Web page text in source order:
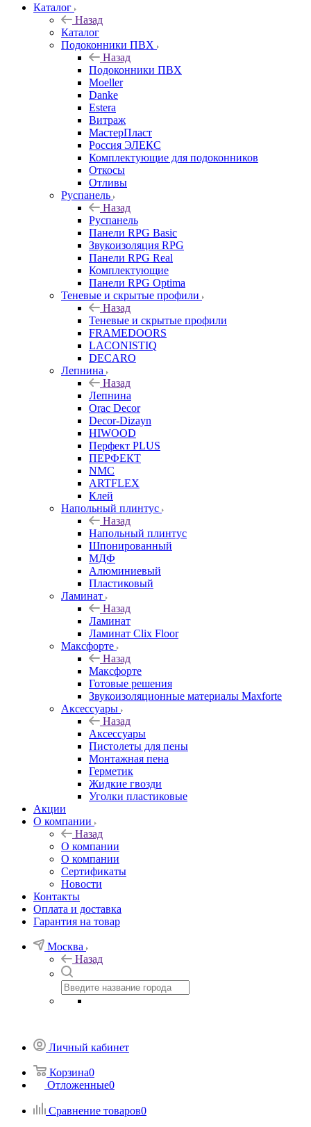
Каталог
Назад
Каталог
Подоконники ПВХ
Назад
Подоконники ПВХ
Moeller
Danke
Estera
Витраж
МастерПласт
Россия ЭЛЕКС
Комплектующие для подоконников
Откосы
Отливы
Руспанель
Назад
Руспанель
Панели RPG Basic
Звукоизоляция RPG
Панели RPG Real
Комплектующие
Панели RPG Optima
Теневые и скрытые профили
Назад
Теневые и скрытые профили
FRAMEDOORS
LACONISTIQ
DECARO
Лепнина
Назад
Лепнина
Orac Decor
Decor-Dizayn
HIWOOD
Перфект PLUS
ПЕРФЕКТ
NMC
ARTFLEX
Клей
Напольный плинтус
Назад
Напольный плинтус
Шпонированный
МДФ
Алюминиевый
Пластиковый
Ламинат
Назад
Ламинат
Ламинат Clix Floor
Максфорте
Назад
Максфорте
Готовые решения
Звукоизоляционные материалы Maxforte
Аксессуары
Назад
Аксессуары
Пистолеты для пены
Монтажная пена
Герметик
Жидкие гвозди
Уголки пластиковые
Акции
О компании
Назад
О компании
О компании
Сертификаты
Новости
Контакты
Оплата и доставка
Гарантия на товар
Москва
Назад
Личный кабинет
Корзина0
Отложенные0
Сравнение товаров0